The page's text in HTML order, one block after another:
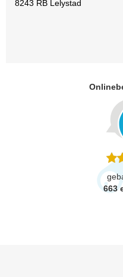
8243 RB Lelystad
663